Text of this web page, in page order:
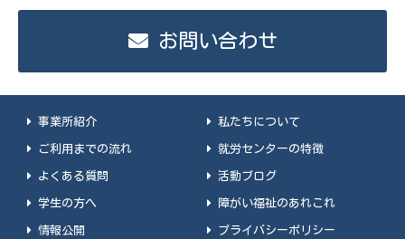
お問い合わせ
事業所紹介 私たちについて
ご利用までの流れ 就労センターの特徴
よくある質問 活動ブログ
学生の方へ 障がい福祉のあれこれ
情報公開 プライバシーポリシー